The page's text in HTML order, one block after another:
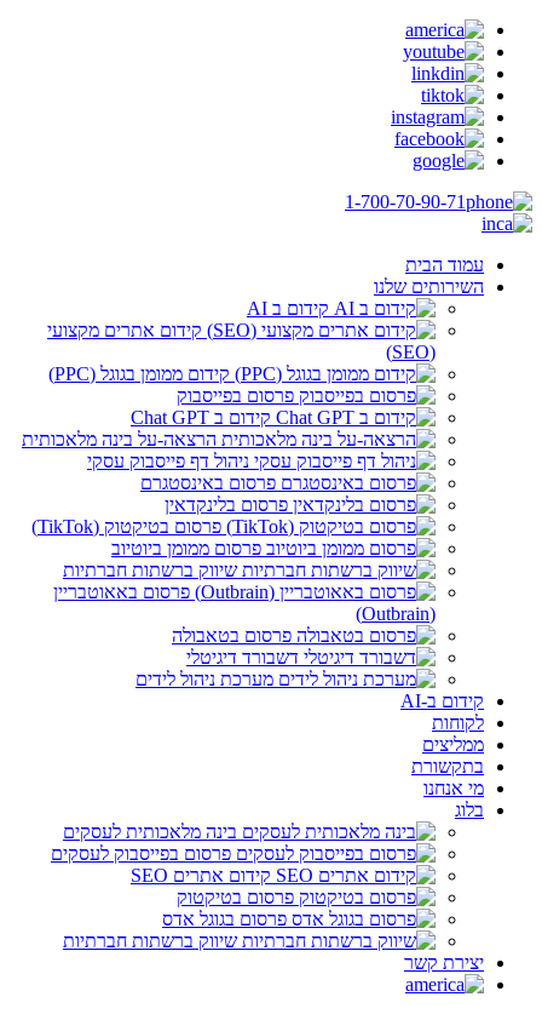
1-700-70-90-71
עמוד הבית
השירותים שלנו
קידום ב AI
קידום אתרים מקצועי
(SEO)
קידום ממומן בגוגל (PPC)
פרסום בפייסבוק
קידום ב Chat GPT
הרצאה-על בינה מלאכותית
ניהול דף פייסבוק עסקי
פרסום באינסטגרם
פרסום בלינקדאין
פרסום בטיקטוק (TikTok)
פרסום ממומן ביוטיוב
שיווק ברשתות חברתיות
פרסום באאוטבריין
(Outbrain)
פרסום בטאבולה
דשבורד דיגיטלי
מערכת ניהול לידים
קידום ב-AI
לקוחות
ממליצים
בתקשורת
מי אנחנו
בלוג
בינה מלאכותית לעסקים
פרסום בפייסבוק לעסקים
קידום אתרים SEO
פרסום בטיקטוק
פרסום בגוגל אדס
שיווק ברשתות חברתיות
יצירת קשר